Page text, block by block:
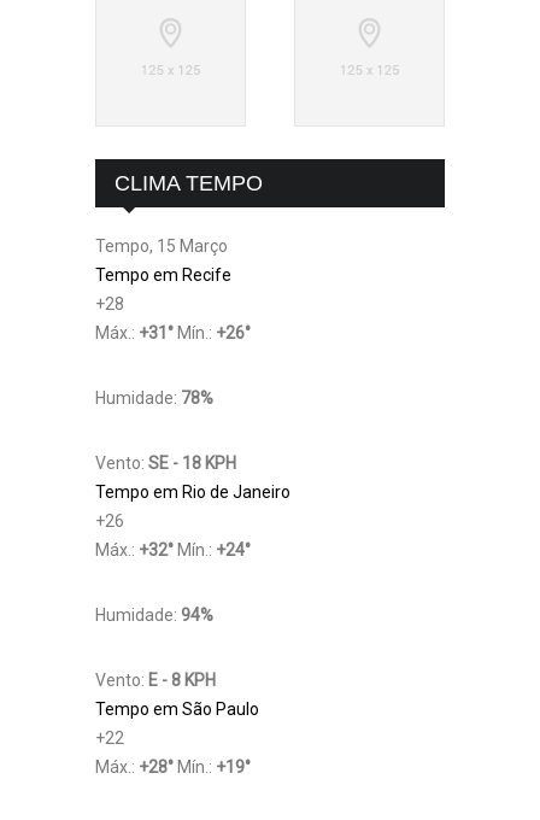
CLIMA TEMPO
Tempo, 15 Março
Tempo em Recife
+28
Máx.: +31 ° Mín.: +26°
Humidade: 78%
Vento: SE - 18 KPH
Tempo em Rio de Janeiro
+26
Máx.: +32° Mín.: +24°
Humidade: 94%
Vento: E - 8 KPH
Tempo em São Paulo
+22
Máx.: +28° Mín.: +19°